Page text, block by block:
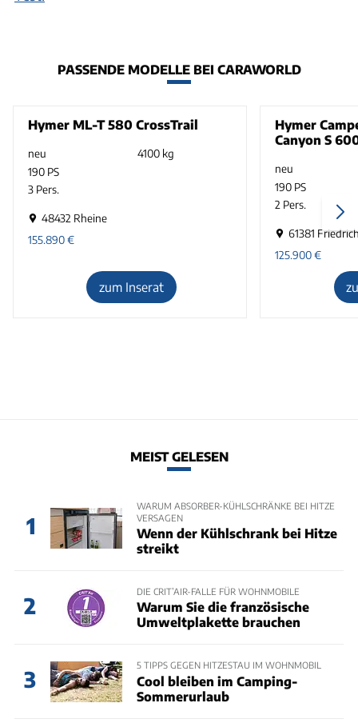
PASSENDE MODELLE BEI CARAWORLD
Hymer ML-T 580 CrossTrail
neu
4100 kg
190 PS
3 Pers.
48432 Rheine
155.890€
zum Inserat
Hymer
Canyon S
neu
190 PS
2 Pers.
61381
125.900€
MEIST GELESEN
1
WARUM ABSORBER-KÜHLSCHRÄNKE BEI HITZE
VERSAGEN
Wenn der Kühlschrank bei Hitze
streikt
2
DIE CRIT’AIR-FALLE FÜR WOHNMOBILE
Warum Sie die französische
Umweltplakette brauchen
3
5 TIPPS GEGEN HITZESTAU IM WOHNMOBIL
Cool bleiben im Camping-
Sommerurlaub